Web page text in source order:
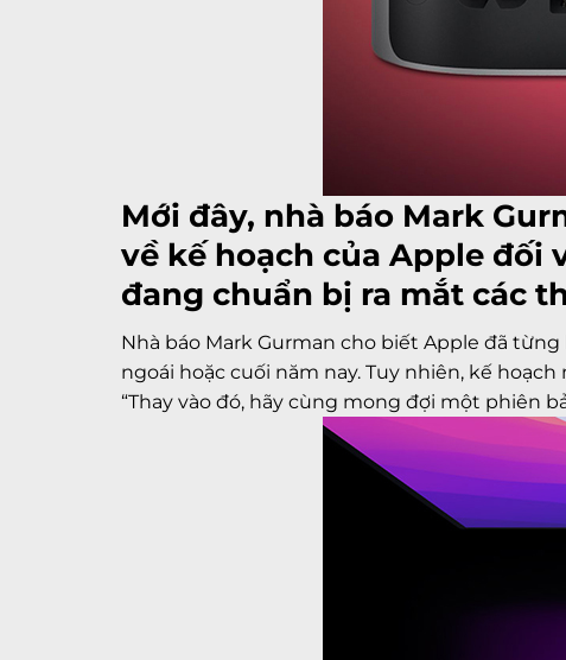
Mới đây, nhà báo Mark
về kế hoạch của Apple đối
đang chuẩn bị ra mắt các
Nhà báo Mark Gurman cho biết Apple đã
ngoái hoặc cuối năm nay. Tuy nhiên, kế
“Thay vào đó, hãy cùng mong đợi một phiên